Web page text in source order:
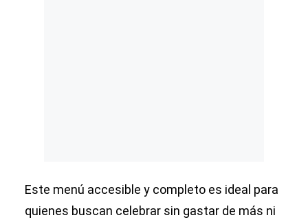
Este menú accesible y completo es ideal para
quienes buscan celebrar sin gastar de más ni